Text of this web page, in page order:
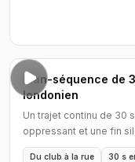
Plan-séquence de
londonien
Un trajet continu de 30
oppressant et une fin
sonore évolutif.
Du club à la rue 30 s